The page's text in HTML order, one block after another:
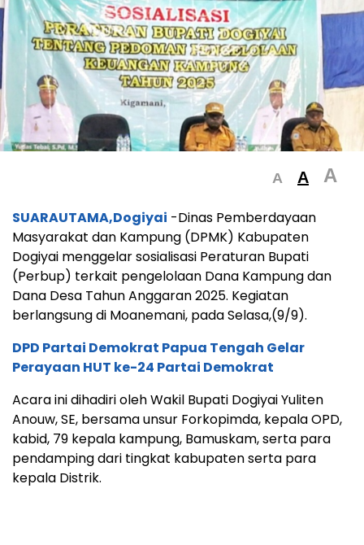
A A A
SUARAUTAMA,Dogiyai -Dinas Pemberdayaan
Masyarakat dan Kampung (DPMK) Kabupaten
Dogiyai menggelar sosialisasi Peraturan Bupati
(Perbup) terkait pengelolaan Dana Kampung dan
Dana Desa Tahun Anggaran 2025. Kegiatan
berlangsung di Moanemani, pada Selasa,(9/9).
DPD Partai Demokrat Papua Tengah Gelar
Perayaan HUT ke-24 Partai Demokrat
Acara ini dihadiri oleh Wakil Bupati Dogiyai Yuliten
Anouw, SE, bersama unsur Forkopimda, kepala OPD,
kabid, 79 kepala kampung, Bamuskam, serta para
pendamping dari tingkat kabupaten serta para
kepala Distrik.